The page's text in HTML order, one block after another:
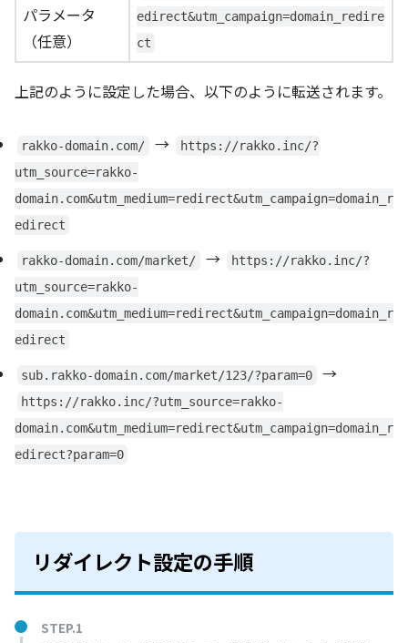
パラメータ
（任意）
edirect&utm_campaign=domain_redire
ct
上記のように設定した場合、以下のように転送されます。
rakko-domain.com/ →
https://rakko.inc/?
utm_source=rakko-
domain.com&utm_medium=redirect&utm_campaign=domain_r
edirect
rakko-domain.com/market/ →
https://rakko.inc/?
utm_source=rakko-
domain.com&utm_medium=redirect&utm_campaign=domain_r
edirect
sub.rakko-domain.com/market/123/?param=0 →
https://rakko.inc/?utm_source=rakko-
domain.com&utm_medium=redirect&utm_campaign=domain_r
edirect?param=0
リダイレクト設定の手順
STEP.1